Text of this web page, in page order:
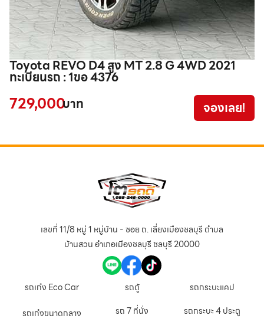
Toyota REVO D4 สูง MT 2.8 G 4WD 2021
ทะเบียนรถ : 1ขอ 4376
729,000บาท จองเลย!
เลขที่ 11/8 หมู่ 1 หมู่บ้าน - ซอย ถ. เลี่ยงเมืองชลบุรี ตำบล
บ้านสวน อำเภอเมืองชลบุรี ชลบุรี 20000
รถเก๋ง Eco Car
รถเก๋งขนาดกลาง
รถตู้
รถ 7 ที่นั่ง
รถกระบะแคป
รถกระบะ 4 ประตู